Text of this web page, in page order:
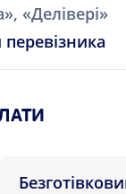
«Делівері»